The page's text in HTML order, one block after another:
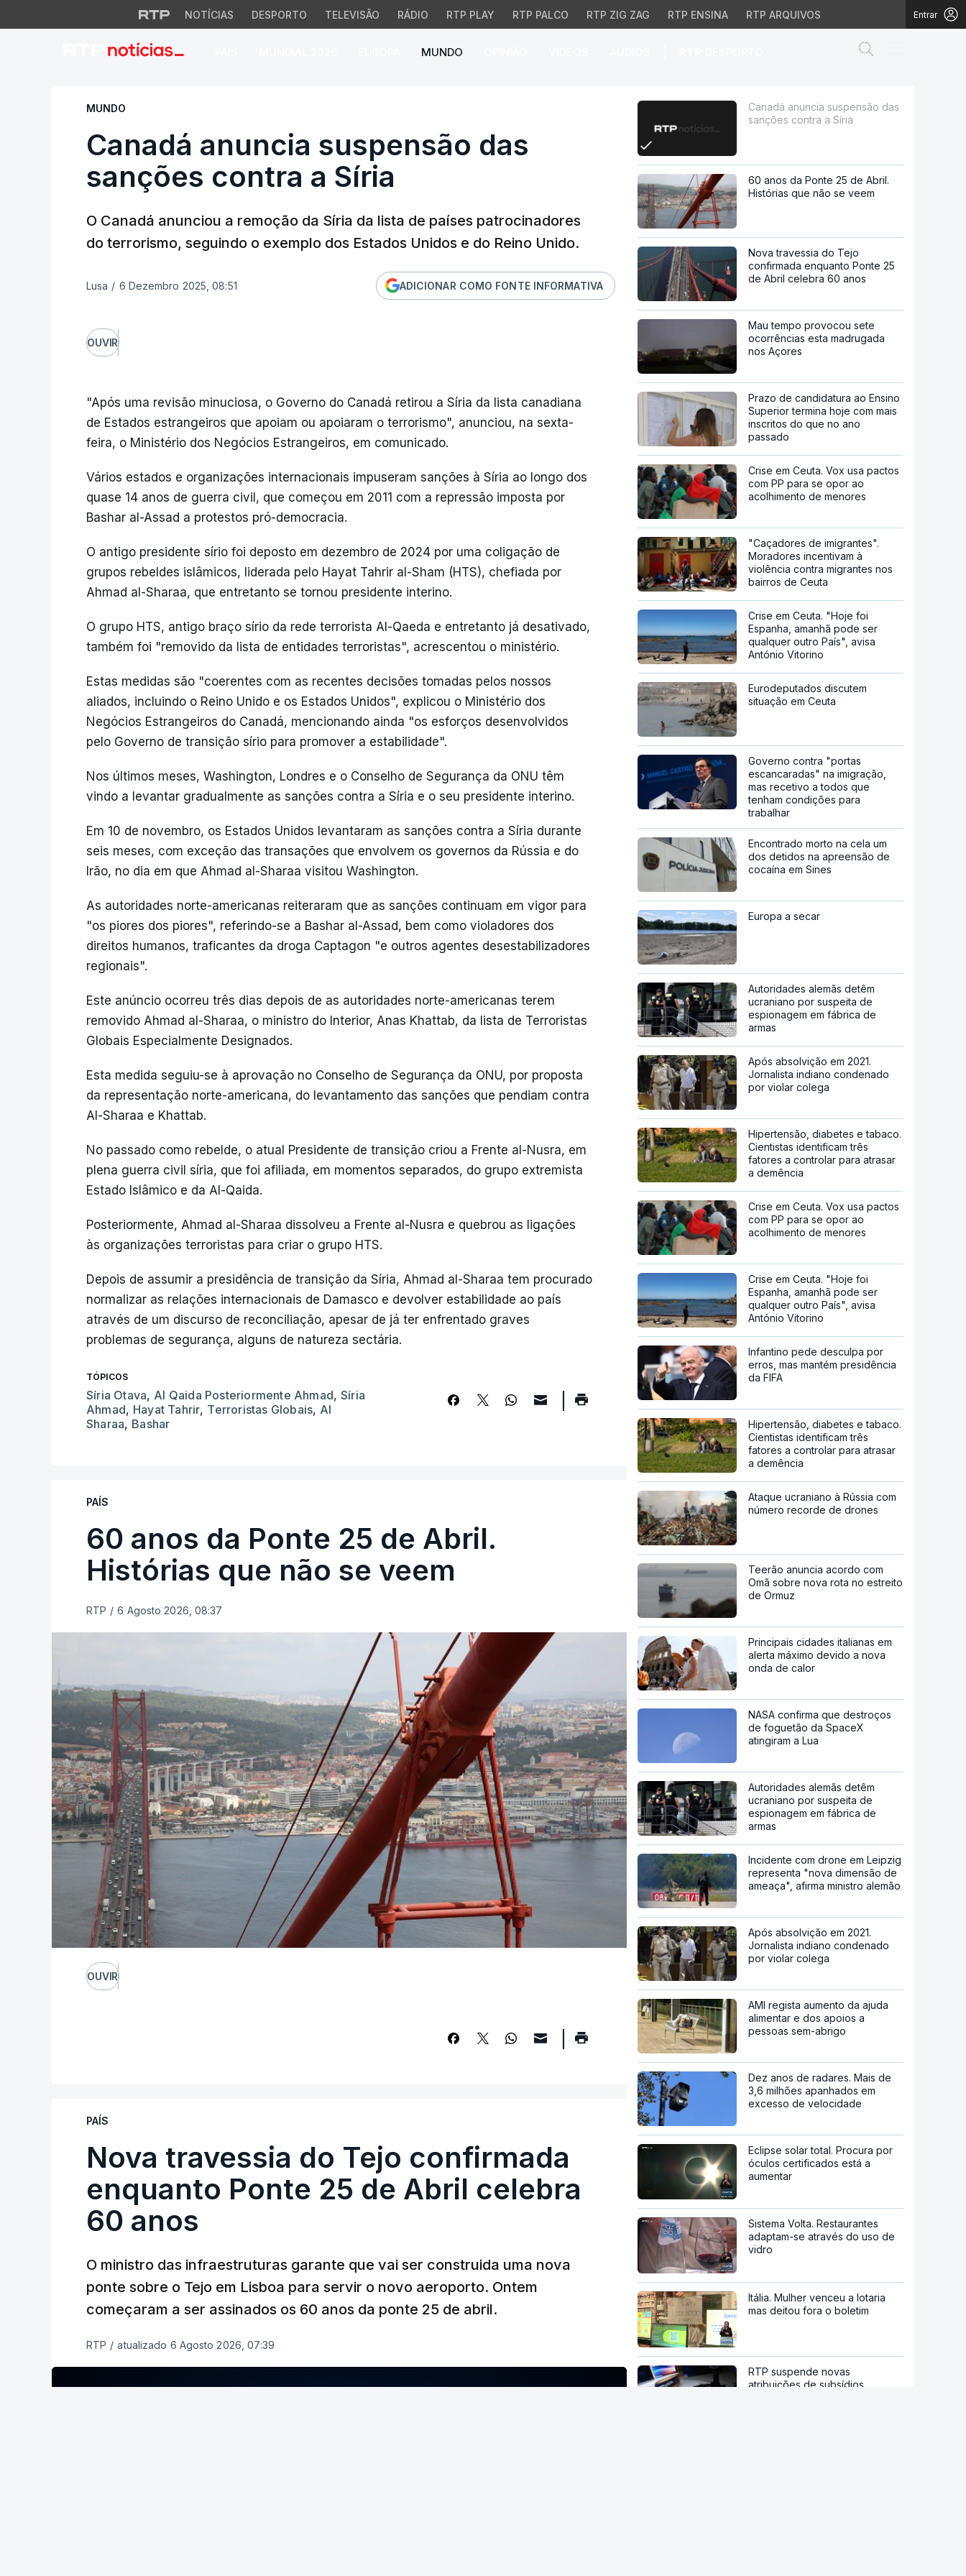
NOTÍCIAS DESPORTO TELEVISÃO RÁDIO RTP PLAY RTP PALCO RTP ZIG ZAG RTP ENSINA RTP ARQUIVOS Entrar
MUNDO
Canadá anuncia suspensão das sanções contra a Síria
MUNDO
Canadá anuncia suspensão das
sanções contra a Síria
O Canadá anunciou a remoção da Síria da lista de países patrocinadores
do terrorismo, seguindo o exemplo dos Estados Unidos e do Reino Unido.
Lusa / 6 Dezembro 2025, 08:51 ADICIONAR COMO FONTE INFORMATIVA
OUVIR
"Após uma revisão minuciosa, o Governo do Canadá retirou a Síria da lista canadiana
de Estados estrangeiros que apoiam ou apoiaram o terrorismo", anunciou, na sexta-
feira, o Ministério dos Negócios Estrangeiros, em comunicado.
Vários estados e organizações internacionais impuseram sanções à Síria ao longo dos
quase 14 anos de guerra civil, que começou em 2011 com a repressão imposta por
Bashar al-Assad a protestos pró-democracia.
O antigo presidente sírio foi deposto em dezembro de 2024 por uma coligação de
grupos rebeldes islâmicos, liderada pelo Hayat Tahrir al-Sham (HTS), chefiada por
Ahmad al-Sharaa, que entretanto se tornou presidente interino.
O grupo HTS, antigo braço sírio da rede terrorista Al-Qaeda e entretanto já desativado,
também foi "removido da lista de entidades terroristas", acrescentou o ministério.
Estas medidas são "coerentes com as recentes decisões tomadas pelos nossos
aliados, incluindo o Reino Unido e os Estados Unidos", explicou o Ministério dos
Negócios Estrangeiros do Canadá, mencionando ainda "os esforços desenvolvidos
pelo Governo de transição sírio para promover a estabilidade".
Nos últimos meses, Washington, Londres e o Conselho de Segurança da ONU têm
vindo a levantar gradualmente as sanções contra a Síria e o seu presidente interino.
Em 10 de novembro, os Estados Unidos levantaram as sanções contra a Síria durante
seis meses, com exceção das transações que envolvem os governos da Rússia e do
Irão, no dia em que Ahmad al-Sharaa visitou Washington.
As autoridades norte-americanas reiteraram que as sanções continuam em vigor para
"os piores dos piores", referindo-se a Bashar al-Assad, bem como violadores dos
direitos humanos, traficantes da droga Captagon "e outros agentes desestabilizadores
regionais".
Este anúncio ocorreu três dias depois de as autoridades norte-americanas terem
removido Ahmad al-Sharaa, o ministro do Interior, Anas Khattab, da lista de Terroristas
Globais Especialmente Designados.
Esta medida seguiu-se à aprovação no Conselho de Segurança da ONU, por proposta
da representação norte-americana, do levantamento das sanções que pendiam contra
Al-Sharaa e Khattab.
No passado como rebelde, o atual Presidente de transição criou a Frente al-Nusra, em
plena guerra civil síria, que foi afiliada, em momentos separados, do grupo extremista
Estado Islâmico e da Al-Qaida.
Posteriormente, Ahmad al-Sharaa dissolveu a Frente al-Nusra e quebrou as ligações
às organizações terroristas para criar o grupo HTS.
Depois de assumir a presidência de transição da Síria, Ahmad al-Sharaa tem procurado
normalizar as relações internacionais de Damasco e devolver estabilidade ao país
através de um discurso de reconciliação, apesar de já ter enfrentado graves
problemas de segurança, alguns de natureza sectária.
TÓPICOS
Síria Otava, Al Qaida Posteriormente Ahmad,Síria
Ahmad, Hayat Tahrir, Terroristas Globais, Al
Sharaa, Bashar
PAÍS
60 anos da Ponte 25 de Abril.
Histórias que não se veem
RTP / 6 Agosto 2026, 08:37
OUVIR
PAÍS
Nova travessia do Tejo confirmada
enquanto Ponte 25 de Abril celebra
60 anos
O ministro das infraestruturas garante que vai ser construida uma nova
ponte sobre o Tejo em Lisboa para servir o novo aeroporto. Ontem
começaram a ser assinados os 60 anos da ponte 25 de abril.
RTP / atualizado 6 Agosto 2026, 07:39
Canadá anuncia suspensão das
sanções contra a Síria
60 anos da Ponte 25 de Abril.
Histórias que não se veem
Nova travessia do Tejo
confirmada enquanto Ponte 25
de Abril celebra 60 anos
Mau tempo provocou sete
ocorrências esta madrugada
nos Açores
Prazo de candidatura ao Ensino
Superior termina hoje com mais
inscritos do que no ano
passado
Crise em Ceuta. Vox usa pactos
com PP para se opor ao
acolhimento de menores
"Caçadores de imigrantes".
Moradores incentivam à
violência contra migrantes nos
bairros de Ceuta
Crise em Ceuta. "Hoje foi
Espanha, amanhã pode ser
qualquer outro País", avisa
António Vitorino
Eurodeputados discutem
situação em Ceuta
Governo contra "portas
escancaradas" na imigração,
mas recetivo a todos que
tenham condições para
trabalhar
Encontrado morto na cela um
dos detidos na apreensão de
cocaína em Sines
Europa a secar
Autoridades alemãs detêm
ucraniano por suspeita de
espionagem em fábrica de
armas
Após absolvição em 2021.
Jornalista indiano condenado
por violar colega
Hipertensão, diabetes e tabaco.
Cientistas identificam três
fatores a controlar para atrasar
a demência
Crise em Ceuta. Vox usa pactos
com PP para se opor ao
acolhimento de menores
Crise em Ceuta. "Hoje foi
Espanha, amanhã pode ser
qualquer outro País", avisa
António Vitorino
Infantino pede desculpa por
erros, mas mantém presidência
da FIFA
Hipertensão, diabetes e tabaco.
Cientistas identificam três
fatores a controlar para atrasar
a demência
Ataque ucraniano à Rússia com
número recorde de drones
Teerão anuncia acordo com
Omã sobre nova rota no estreito
de Ormuz
Principais cidades italianas em
alerta máximo devido a nova
onda de calor
NASA confirma que destroços
de foguetão da SpaceX
atingiram a Lua
Autoridades alemãs detêm
ucraniano por suspeita de
espionagem em fábrica de
armas
Incidente com drone em Leipzig
representa "nova dimensão de
ameaça", afirma ministro alemão
Após absolvição em 2021.
Jornalista indiano condenado
por violar colega
AMI regista aumento da ajuda
alimentar e dos apoios a
pessoas sem-abrigo
Dez anos de radares. Mais de
3,6 milhões apanhados em
excesso de velocidade
Eclipse solar total. Procura por
óculos certificados está a
aumentar
Sistema Volta. Restaurantes
adaptam-se através do uso de
vidro
Itália. Mulher venceu a lotaria
mas deitou fora o boletim
RTP suspende novas
atribuições de subsídios